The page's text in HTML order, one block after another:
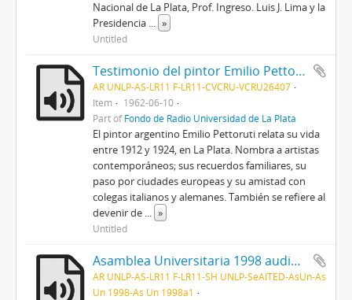
Nacional de La Plata, Prof. Ingreso. Luis J. Lima y la
Presidencia ... »
Untitled
Testimonio del pintor Emilio Pettoruti
AR UNLP-AS-LR11 F-LR11-CVCRU-VCRU26407
Item
1962-06-10
Part ofFondo de Radio Universidad de La Plata
El pintor argentino Emilio Pettoruti relata su vida
entre 1912 y 1924, en La Plata. Nombra a artistas
contemporáneos; sus recuerdos familiares, su
paso por ciudades europeas y su amistad con
colegas italianos y alemanes. También se refiere al
devenir de ... »
Untitled
Asamblea Universitaria 1998 audio 1
AR UNLP-AS-LR11 F-LR11-SH UNLP-SeAITED-AsUn-As
Un 1998-As Un 1998a1